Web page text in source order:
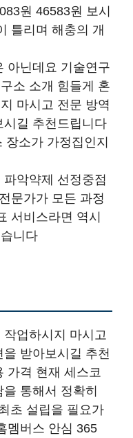
원 46583원 보시
틀리며 해충의 개
아닌데요 기술연구
소 소개 힘들게 혼
마시고 전문 방역
길 추천드립니다
소가 가정집인지
악약제 선정중점
문가가 모든 과정
서비스라면 역시
니다
업하시지 마시고
받아보시길 추천
가격 현재 세스코
통해서 정확히
초 설립을 필요가
멤버스 안심 365